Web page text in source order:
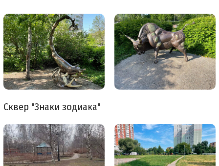
Сквер "Знаки зодиака"